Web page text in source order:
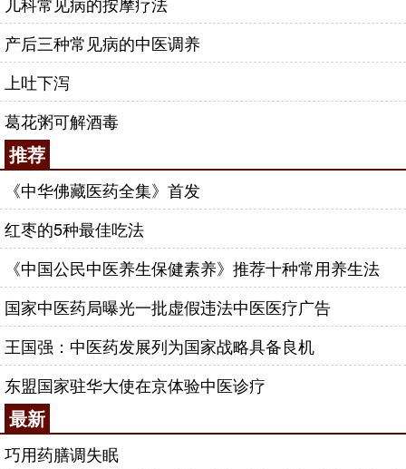
产后三种常见病的中医调养
上吐下泻
葛花粥可解酒毒
推荐
《中华佛藏医药全集》首发
红枣的5种最佳吃法
《中国公民中医养生保健素养》推荐十种常用养生法
国家中医药局曝光一批虚假违法中医医疗广告
王国强：中医药发展列为国家战略具备良机
东盟国家驻华大使在京体验中医诊疗
最新
巧用药膳调失眠